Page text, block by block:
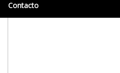
Contacto